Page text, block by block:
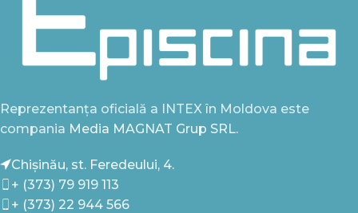
Reprezentanța oficială a INTEX în Moldova este
compania Media MAGNAT Grup SRL.
Chișinău, st. Feredeului, 4.
+ (373) 79 919 113
+ (373) 22 944 566